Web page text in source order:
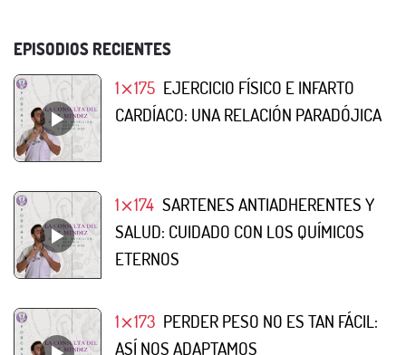
EPISODIOS RECIENTES
1⨯175 EJERCICIO FÍSICO E INFARTO
CARDÍACO: UNA RELACIÓN PARADÓJICA
1⨯174 SARTENES ANTIADHERENTES Y
SALUD: CUIDADO CON LOS QUÍMICOS
ETERNOS
1⨯173 PERDER PESO NO ES TAN FÁCIL:
ASÍ NOS ADAPTAMOS